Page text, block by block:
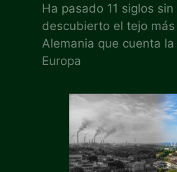
Ha pasado 11 siglos
descubierto el tejo
Alemania que cuenta
Europa